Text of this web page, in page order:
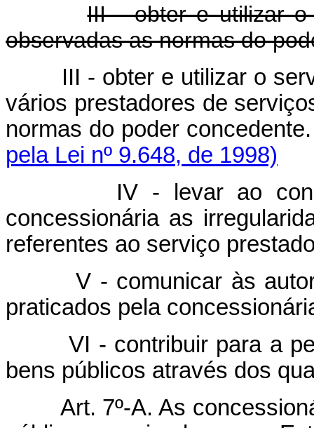
III - obter e utilizar o
observadas as normas do
III - obter e utilizar o
vários prestadores de
normas do poder
pela Lei nº 9.648, de 1998)
IV - levar ao
concessionária as
referentes ao serviço
V - comunicar às
praticados pela
VI - contribuir para a
bens públicos através dos
Art. 7º-A. As